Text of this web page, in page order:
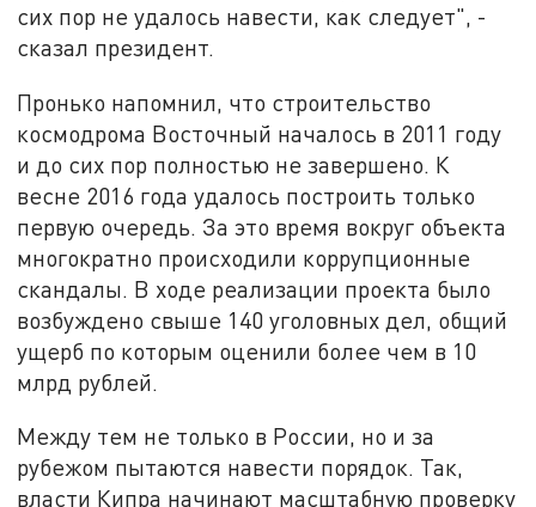
сих пор не удалось навести, как следует", -
сказал президент.
Пронько напомнил, что строительство
космодрома Восточный началось в 2011 году
и до сих пор полностью не завершено. К
весне 2016 года удалось построить только
первую очередь. За это время вокруг объекта
многократно происходили коррупционные
скандалы. В ходе реализации проекта было
возбуждено свыше 140 уголовных дел, общий
ущерб по которым оценили более чем в 10
млрд рублей.
Между тем не только в России, но и за
рубежом пытаются навести порядок. Так,
власти Кипра начинают масштабную проверку